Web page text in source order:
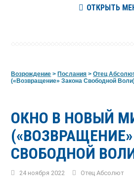
ОТКРЫТЬ
Возрождение >Послания >Отец
(«Возвращение» Закона Свободной
ОКНО В НОВЫЙ
СВОБОДНОЙ
24 ноября 2022 Отец Абсолют